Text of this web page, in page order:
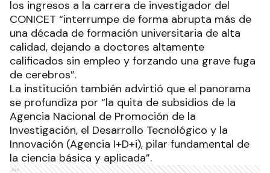
los ingresos a la carrera de investigador del
CONICET “interrumpe de forma abrupta más de
una década de formación universitaria de alta
calidad, dejando a doctores altamente
calificados sin empleo y forzando una grave fuga
de cerebros”.
La institución también advirtió que el panorama
se profundiza por “la quita de subsidios de la
Agencia Nacional de Promoción de la
Investigación, el Desarrollo Tecnológico y la
Innovación (Agencia I+D+i), pilar fundamental de
la ciencia básica y aplicada”.
Ads